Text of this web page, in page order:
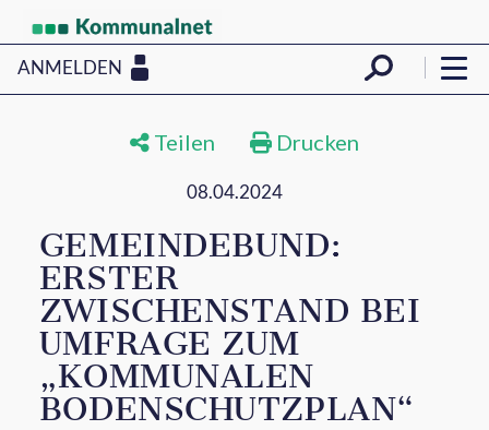
ANMELDEN
Teilen Drucken
08.04.2024
GEMEINDEBUND:
ERSTER
ZWISCHENSTAND BEI
UMFRAGE ZUM
„KOMMUNALEN
BODENSCHUTZPLAN“